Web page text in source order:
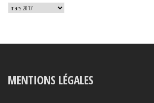
Archives
MENTIONS LÉGALES